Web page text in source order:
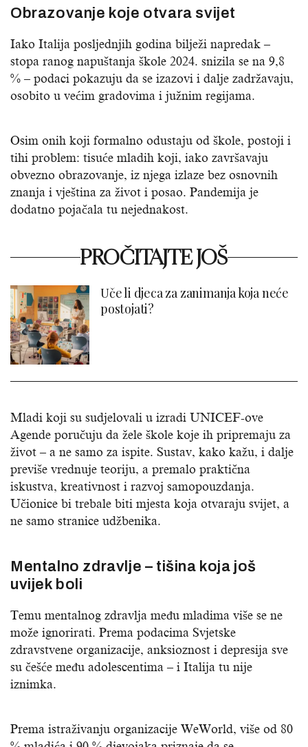
Obrazovanje koje otvara svijet
Iako Italija posljednjih godina bilježi napredak –
stopa ranog napuštanja škole 2024. snizila se na 9,8
% – podaci pokazuju da se izazovi i dalje zadržavaju,
osobito u većim gradovima i južnim regijama.
Osim onih koji formalno odustaju od škole, postoji i
tihi problem: tisuće mladih koji, iako završavaju
obvezno obrazovanje, iz njega izlaze bez osnovnih
znanja i vještina za život i posao. Pandemija je
dodatno pojačala tu nejednakost.
PROČITAJTE JOŠ
Uče li djeca za zanimanja koja neće
postojati?
Mladi koji su sudjelovali u izradi UNICEF-ove
Agende poručuju da žele škole koje ih pripremaju za
život – a ne samo za ispite. Sustav, kako kažu, i dalje
previše vrednuje teoriju, a premalo praktična
iskustva, kreativnost i razvoj samopouzdanja.
Učionice bi trebale biti mjesta koja otvaraju svijet, a
ne samo stranice udžbenika.
Mentalno zdravlje – tišina koja još
uvijek boli
Temu mentalnog zdravlja među mladima više se ne
može ignorirati. Prema podacima Svjetske
zdravstvene organizacije, anksioznost i depresija sve
su češće među adolescentima – i Italija tu nije
iznimka.
Prema istraživanju organizacije WeWorld, više od 80